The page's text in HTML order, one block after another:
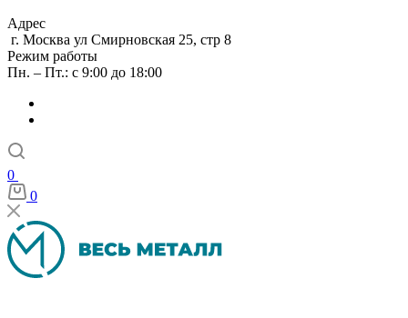
Адрес
г. Москва ул Смирновская 25, стр 8
Режим работы
Пн. – Пт.: с 9:00 до 18:00
0
0